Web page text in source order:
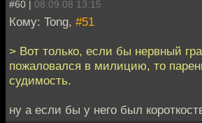
#60 | 08.09.08 13:15
Кому: Tong, #51
> Вот только, если бы нервный
пожаловался в милицию, то
судимость.
ну а если бы у него был